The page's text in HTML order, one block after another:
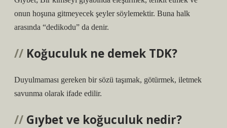
onun hoşuna gitmeyecek şeyler söylemektir. Buna halk
arasında “dedikodu” da denir.
Koğuculuk ne demek TDK?
Duyulmaması gereken bir sözü taşımak, götürmek, iletmek
savunma olarak ifade edilir.
Gıybet ve koğuculuk nedir?